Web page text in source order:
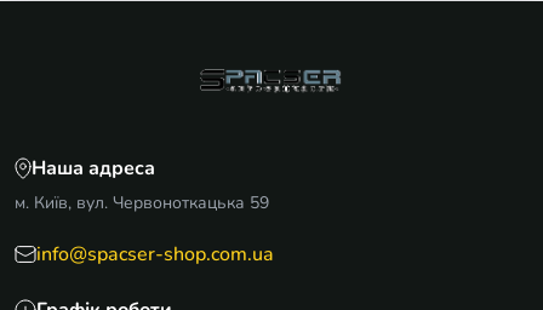
Наша адреса
м. Київ, вул. Червоноткацька 59
info@spacser-shop.com.ua